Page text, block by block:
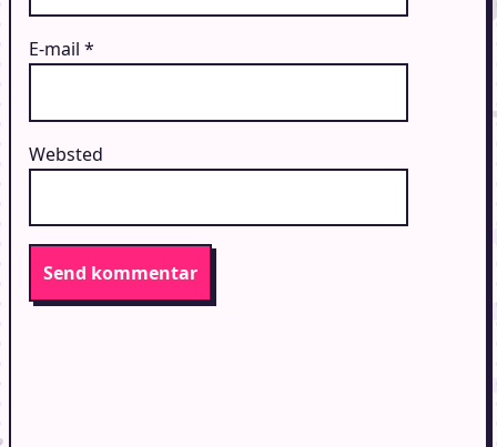
E-mail *
Websted